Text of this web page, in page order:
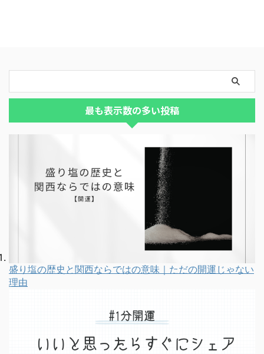
最も表示数の多い投稿
盛り塩の歴史と関西ならではの意味｜ただの開運じゃない
理由